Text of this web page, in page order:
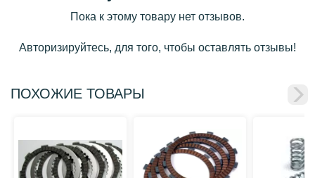
Пока к этому товару нет отзывов.
Авторизируйтесь, для того, чтобы оставлять отзывы!
ПОХОЖИЕ ТОВАРЫ